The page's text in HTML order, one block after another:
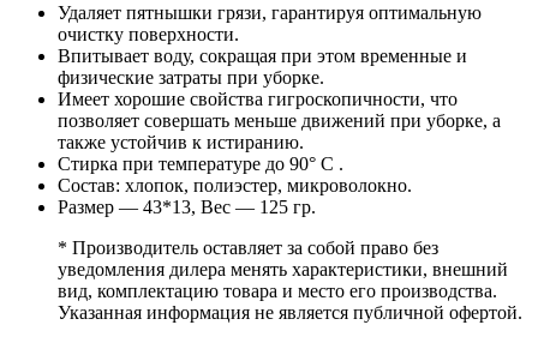
Удаляет пятнышки грязи, гарантируя оптимальную
очистку поверхности.
Впитывает воду, сокращая при этом временные и
физические затраты при уборке.
Имеет хорошие свойства гигроскопичности, что
позволяет совершать меньше движений при уборке, а
также устойчив к истиранию.
Стирка при температуре до 90° С .
Состав: хлопок, полиэстер, микроволокно.
Размер — 43*13, Вес — 125 гр.
* Производитель оставляет за собой право без
уведомления дилера менять характеристики, внешний
вид, комплектацию товара и место его производства.
Указанная информация не является публичной офертой.